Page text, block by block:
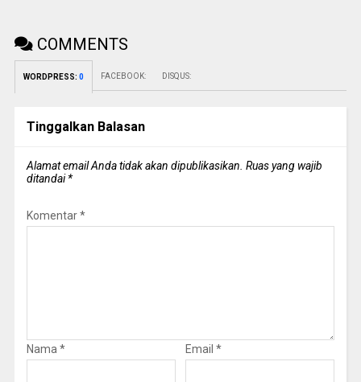
COMMENTS
WORDPRESS: 0 FACEBOOK: DISQUS:
Tinggalkan Balasan
Alamat email Anda tidak akan dipublikasikan. Ruas yang wajib
ditandai*
Komentar*
Nama * Email *